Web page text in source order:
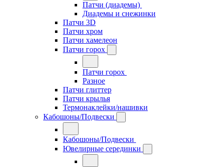
Патчи (диадемы)
Диадемы и снежинки
Патчи 3D
Патчи хром
Патчи хамелеон
Патчи горох
Патчи горох
Разное
Патчи глиттер
Патчи крылья
Термонаклейки/нашивки
Кабошоны/Подвески
Кабошоны/Подвески
Ювелирные серединки